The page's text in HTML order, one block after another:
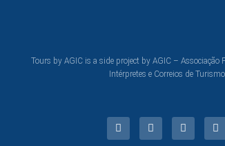
Tours by AGIC is a side project by AGIC – Associação
Intérpretes e Correios de Turismo